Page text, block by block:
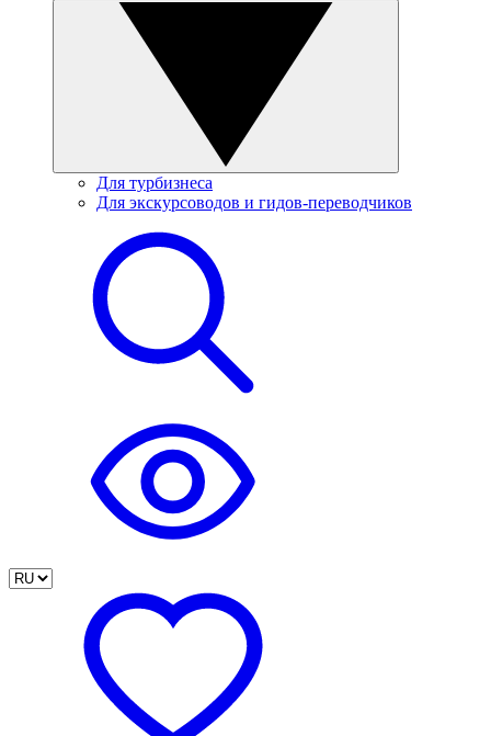
Для турбизнеса
Для экскурсоводов и гидов-переводчиков